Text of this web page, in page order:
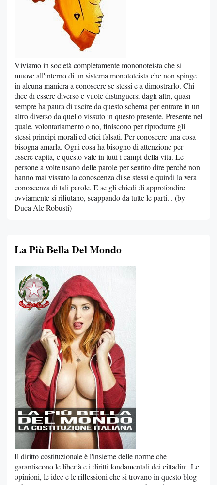
Viviamo in società completamente mononoteista che si
muove all'interno di un sistema monototeista che non spinge
in alcuna maniera a conoscere se stessi e a dimostrarlo. Chi
dice di essere diverso e vuole distinguersi dagli altri, quasi
sempre ha paura di uscire da questo schema per entrare in un
altro diverso da quello vissuto in questo presente. Presente nel
quale, volontariamento o no, finiscono per riprodurre gli
stessi principi morali ed etici falsati. Per conoscere una cosa
bisogna amarla. Ogni cosa ha bisogno di attenzione per
essere capita, e questo vale in tutti i campi della vita. Le
persone a volte usano delle parole per sentito dire perché non
hanno mai vissuto la conoscenza di se stessi e quindi la vera
conoscenza di tali parole. E se gli chiedi di approfondire,
ovviamente si rifiutano, scappando da tutte le parti... (by
Duca Ale Robusti)
La Più Bella Del Mondo
Il diritto costituzionale è l'insieme delle norme che
garantiscono le libertà e i diritti fondamentali dei cittadini. Le
opinioni, le idee e le riflessioni che si trovano in questo blog